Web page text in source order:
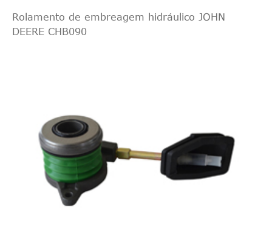
Rolamento de embreagem hidráulico JOHN
DEERE CHB090